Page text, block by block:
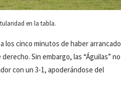
en la tabla.
los cinco minutos de haber arrancado
Sin embargo, las “Águilas” no
con un 3-1, apoderándose del